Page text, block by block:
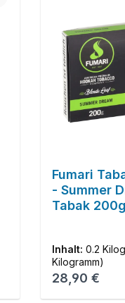
Fumari
- Summer
Tabak 200g
Inhalt: 0.2
Kilogramm)
Regulärer
28,90 €